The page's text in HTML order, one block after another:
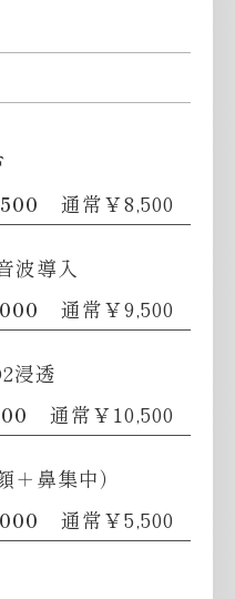
通常￥8,500
波導入
通常￥9,500
浸透
通常￥10,500
鼻集中）
通常￥5,500